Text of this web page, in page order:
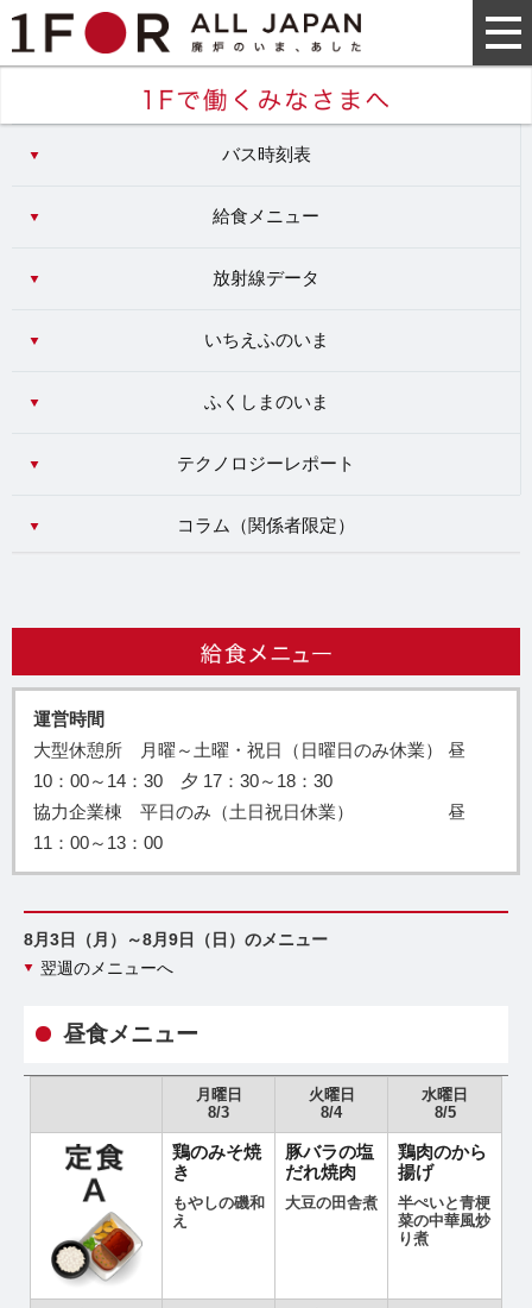
バス時刻表
給食メニュー
放射線データ
いちえふのいま
ふくしまのいま
テクノロジーレポート
コラム（関係者限定）
運営時間
大型休憩所 月曜～土曜・祝日（日曜日のみ休業） 昼
10：00～14：30 夕 17：30～18：30
協力企業棟 平日のみ（土日祝日休業） 昼
11：00～13：00
8月3日（月）～8月9日（日）のメニュー
翌週のメニューへ
昼食メニュー
月曜日
8/3
火曜日
8/4
水曜日
8/5
鶏のみそ焼
き
もやしの磯和
え
豚バラの塩
だれ焼肉
大豆の田舎煮
鶏肉のから
揚げ
半ぺいと青梗
菜の中華風炒
り煮